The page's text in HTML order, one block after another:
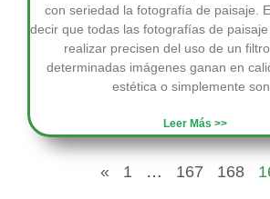
con seriedad la fotografía de paisaje.
decir que todas las fotografías de
realizar precisen del uso de un
determinadas imágenes ganan en
estética o simplemente
Leer Más >>
« 1 … 167 168